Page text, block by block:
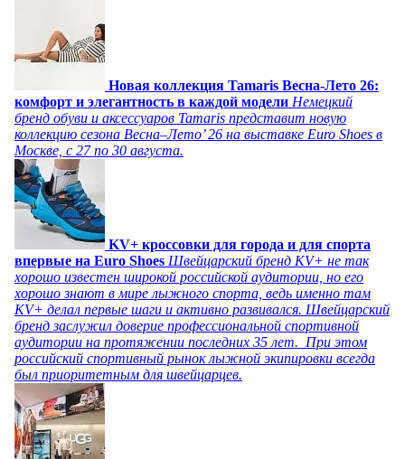
Новая коллекция Tamaris Весна-Лето 26:
комфорт и элегантность в каждой модели Немецкий
бренд обуви и аксессуаров Tamaris представит новую
коллекцию сезона Весна–Лето’ 26 на выставке Euro Shoes в
Москве, с 27 по 30 августа.
KV+ кроссовки для города и для спорта
впервые на Euro Shoes Швейцарский бренд KV+ не так
хорошо известен широкой российской аудитории, но его
хорошо знают в мире лыжного спорта, ведь именно там
KV+ делал первые шаги и активно развивался. Швейцарский
бренд заслужил доверие профессиональной спортивной
аудитории на протяжении последних 35 лет. При этом
российский спортивный рынок лыжной экипировки всегда
был приоритетным для швейцарцев.